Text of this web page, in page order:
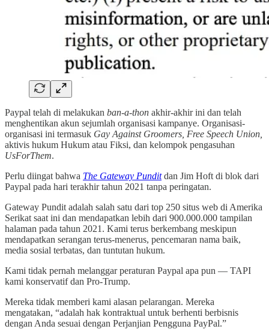
Paypal telah di melakukan ban-a-thon akhir-akhir ini dan telah
menghentikan akun sejumlah organisasi kampanye. Organisasi-
organisasi ini termasuk Gay Against Groomers, Free Speech Union,
aktivis hukum Hukum atau Fiksi, dan kelompok pengasuhan
UsForThem.
Perlu diingat bahwa The Gateway Punditdan Jim Hoft di blok dari
Paypal pada hari terakhir tahun 2021 tanpa peringatan.
Gateway Pundit adalah salah satu dari top 250 situs web di Amerika
Serikat saat ini dan mendapatkan lebih dari 900.000.000 tampilan
halaman pada tahun 2021. Kami terus berkembang meskipun
mendapatkan serangan terus-menerus, pencemaran nama baik,
media sosial terbatas, dan tuntutan hukum.
Kami tidak pernah melanggar peraturan Paypal apa pun — TAPI
kami konservatif dan Pro-Trump.
Mereka tidak memberi kami alasan pelarangan. Mereka
mengatakan, “adalah hak kontraktual untuk berhenti berbisnis
dengan Anda sesuai dengan Perjanjian Pengguna PayPal.”